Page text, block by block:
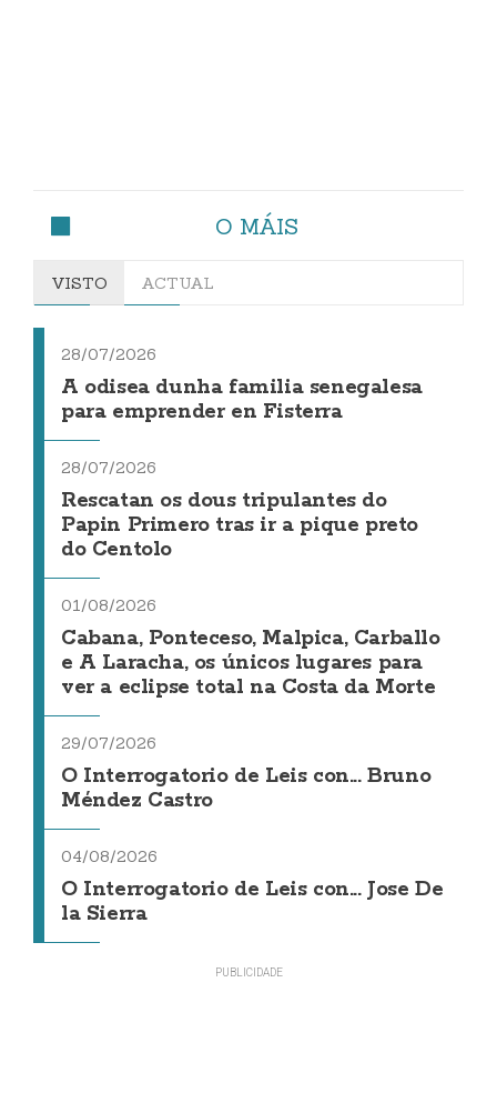
O MÁIS
VISTO ACTUAL
28/07/2026
A odisea dunha familia senegalesa
para emprender en Fisterra
28/07/2026
Rescatan os dous tripulantes do
Papin Primero tras ir a pique preto
do Centolo
01/08/2026
Cabana, Ponteceso, Malpica, Carballo
e A Laracha, os únicos lugares para
ver a eclipse total na Costa da Morte
29/07/2026
O Interrogatorio de Leis con... Bruno
Méndez Castro
04/08/2026
O Interrogatorio de Leis con... Jose De
la Sierra